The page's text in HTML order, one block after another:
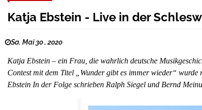
Katja Ebstein - Live in der
Sa. Mai 30 , 2020
Katja Ebstein – ein Frau, die wahrlich deutsche
Contest mit dem Titel „Wunder gibt es immer wieder“
Ebstein In der Folge schrieben Ralph Siegel und Bernd